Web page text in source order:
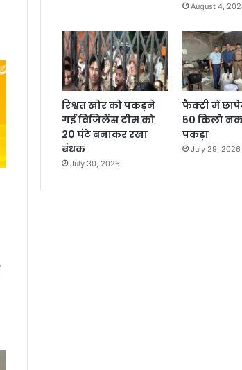
August 4,
रिश्वत खोर को पकड़ने
गई विजिलेंस टीम को
20 घंटे बनाकर रखा
बंधक
July 30, 2026
फैक्ट्री में
50 किलो
पकड़ा
July 29, 2026